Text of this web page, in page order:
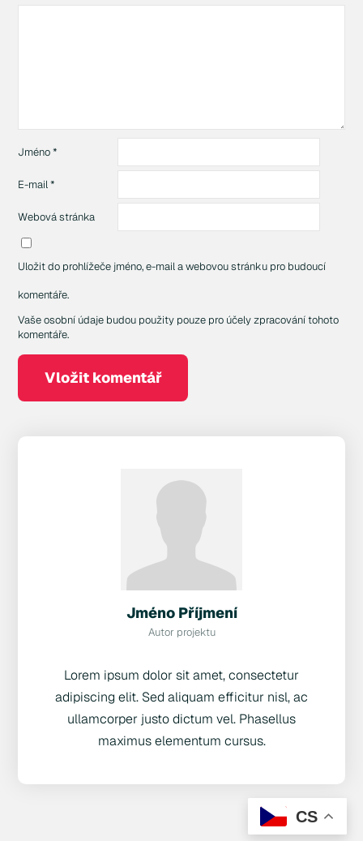
Jméno*
E-mail*
Webová stránka
Uložit do prohlížeče jméno, e-mail a webovou stránku pro budoucí
komentáře.
Vaše osobní údaje budou použity pouze pro účely zpracování tohoto
komentáře.
Jméno Příjmení
Autor projektu
Lorem ipsum dolor sit amet, consectetur
adipiscing elit. Sed aliquam efficitur nisl, ac
ullamcorper justo dictum vel. Phasellus
maximus elementum cursus.
CS